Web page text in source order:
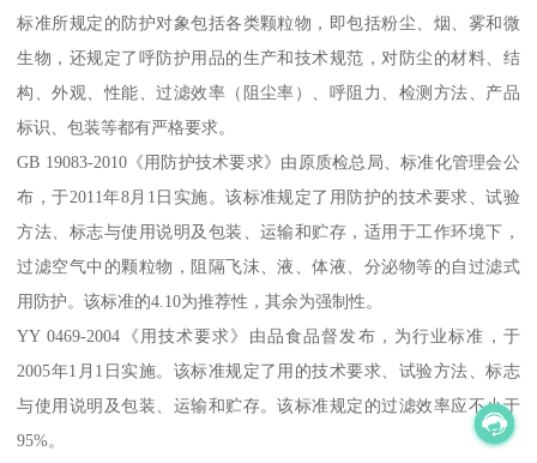
标准所规定的防护对象包括各类颗粒物，即包括粉尘、烟、雾和微
生物，还规定了呼防护用品的生产和技术规范，对防尘的材料、结
构、外观、性能、过滤效率（阻尘率）、呼阻力、检测方法、产品
标识、包装等都有严格要求。
GB 19083-2010《用防护技术要求》由原质检总局、标准化管理会公
布，于2011年8月1日实施。该标准规定了用防护的技术要求、试验
方法、标志与使用说明及包装、运输和贮存，适用于工作环境下，
过滤空气中的颗粒物，阻隔飞沫、液、体液、分泌物等的自过滤式
用防护。该标准的4.10为推荐性，其余为强制性。
YY 0469-2004《用技术要求》由品食品督发布，为行业标准，于
2005年1月1日实施。该标准规定了用的技术要求、试验方法、标志
与使用说明及包装、运输和贮存。该标准规定的过滤效率应不小于
95%。